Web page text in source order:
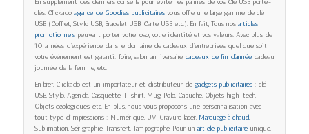
En supplément des derniers conseils pour éviter les pannes de vos Clé USB porte-
clés. Clickado,agence de Goodies publicitaires vous offre une large gamme de clé
USB (Coffret, Stylo USB, Bracelet USB, Carte USB etc.). En fait, Tous nos articles
promotionnels peuvent porter votre logo, votre identité et vos valeurs. Avec plus de
10 années d’expérience dans le domaine de cadeaux d’entreprises, quel que soit
votre événement est garanti: foire, salon, anniversaire, cadeaux de fin d’année,cadeau
journée de la femme, etc.
En bref, Clickado est un importateur et distributeur degadgets publicitaires : clé
USB, Stylo, Agenda, Casquette, T-shirt, Mug, Polo, Capuche, Objets high-tech,
Objets ecologiques, etc. En plus, nous vous proposons une personnalisation avec
tout type d’impressions : Numérique, UV, Gravure laser,Marquage à chaud,
Sublimation, Sérigraphie, Transfert, Tampographe. Pour un article publicitaire unique,